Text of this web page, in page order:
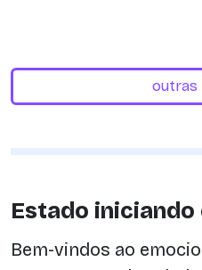
outras
Estado iniciando
Bem-vindos ao